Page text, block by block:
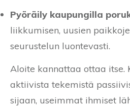
Pyöräily kaupungilla
liikkumisen, uusien
seurustelun luontevasti.
Aloite kannattaa ottaa itse.
aktiivista tekemistä
sijaan, useimmat ihmiset